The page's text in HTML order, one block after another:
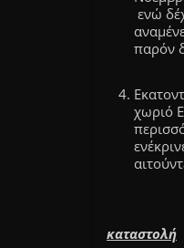
ενώ
παρόν
χωριό
καταστολή